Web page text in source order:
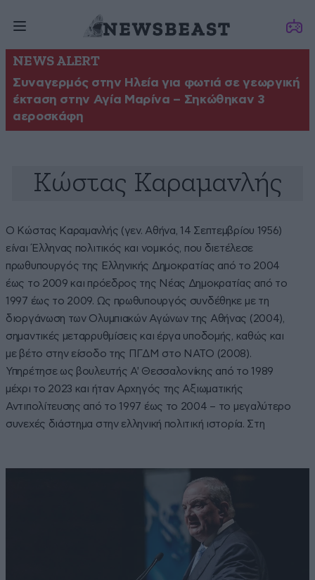
NEWS ALERT
Συναγερμός στην Ηλεία για φωτιά σε γεωργική
έκταση στην Αγία Μαρίνα – Σηκώθηκαν 3
αεροσκάφη
Kώστας Καραμανλής
Ο Κώστας Καραμανλής (γεν. Αθήνα, 14 Σεπτεμβρίου 1956)
είναι Έλληνας πολιτικός και νομικός, που διετέλεσε
πρωθυπουργός της Ελληνικής Δημοκρατίας από το 2004
έως το 2009 και πρόεδρος της Νέας Δημοκρατίας από το
1997 έως το 2009. Ως πρωθυπουργός συνδέθηκε με τη
διοργάνωση των Ολυμπιακών Αγώνων της Αθήνας (2004),
σημαντικές μεταρρυθμίσεις και έργα υποδομής, καθώς και
με βέτο στην είσοδο της ΠΓΔΜ στο ΝΑΤΟ (2008).
Υπηρέτησε ως βουλευτής Α' Θεσσαλονίκης από το 1989
μέχρι το 2023 και ήταν Αρχηγός της Αξιωματικής
Αντιπολίτευσης από το 1997 έως το 2004 – το μεγαλύτερο
συνεχές διάστημα στην ελληνική πολιτική ιστορία. Στη